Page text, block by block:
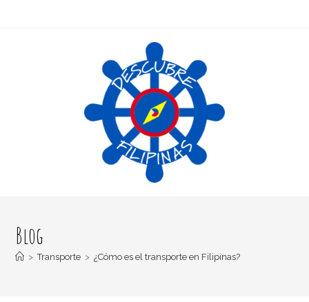
Blog
> Transporte > ¿Cómo es el transporte en Filipinas?